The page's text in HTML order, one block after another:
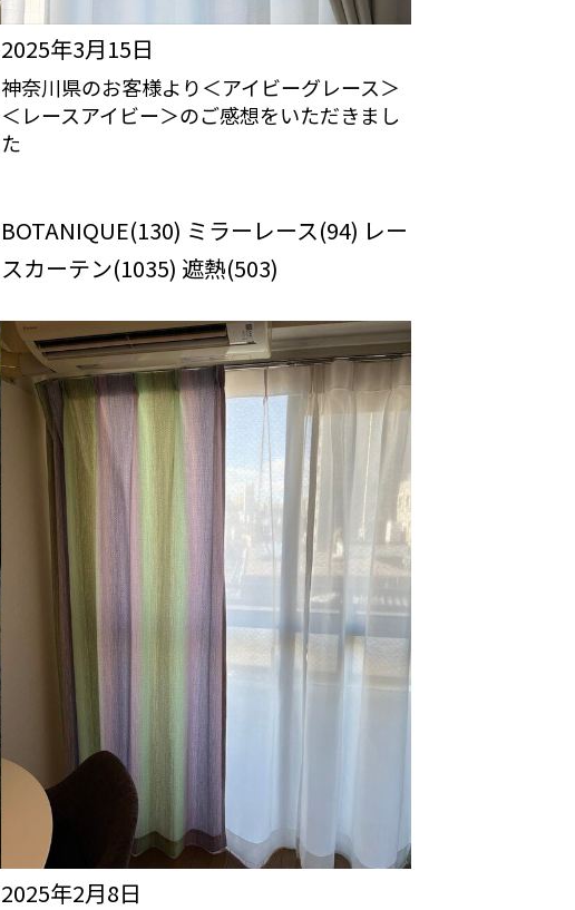
2025年3月15日
神奈川県のお客様より＜アイビーグレース＞
＜レースアイビー＞のご感想をいただきまし
た
BOTANIQUE(130) ミラーレース(94) レー
スカーテン(1035) 遮熱(503)
2025年2月8日